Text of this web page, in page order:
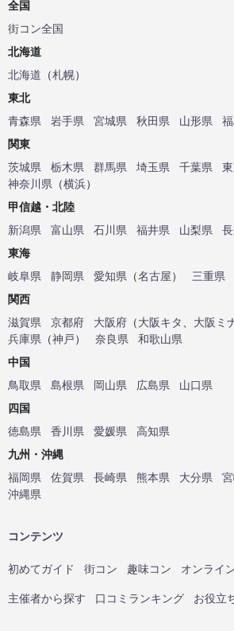
全国
街コン全国
北海道
北海道 （札幌）
東北
青森県
岩手県 宮城県 秋田県 山形県
関東
茨城県
栃木県 群馬県 埼玉県 千葉県
神奈川県 （横浜）
甲信越・北陸
新潟県
富山県 石川県 福井県 山梨県
東海
岐阜県
静岡県 愛知県 （名古屋）
三重県
関西
滋賀県
京都府 大阪府 （大阪キタ 大阪ミ
兵庫県 （神戸） 奈良県
和歌山県
中国
鳥取県
島根県 岡山県 広島県
山口県
四国
徳島県
香川県 愛媛県
高知県
九州・沖縄
福岡県
佐賀県 長崎県 熊本県 大分県
沖縄県
コンテンツ
初めてガイド 街コン 趣味コン オンライ
主催者から探す 口コミランキング お役立